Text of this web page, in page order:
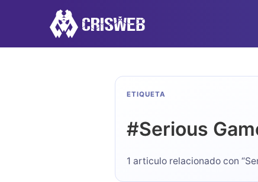
ETIQUETA
#Serious
1 articulo relacionado con